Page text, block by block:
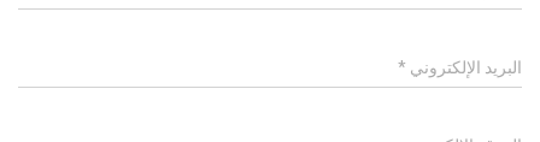
البريد الإلكتروني *